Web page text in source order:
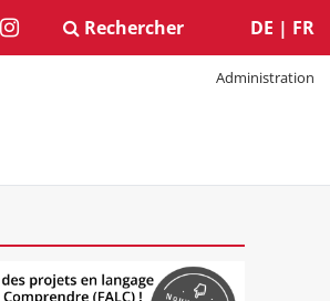
Administration
DE | FR
Rechercher